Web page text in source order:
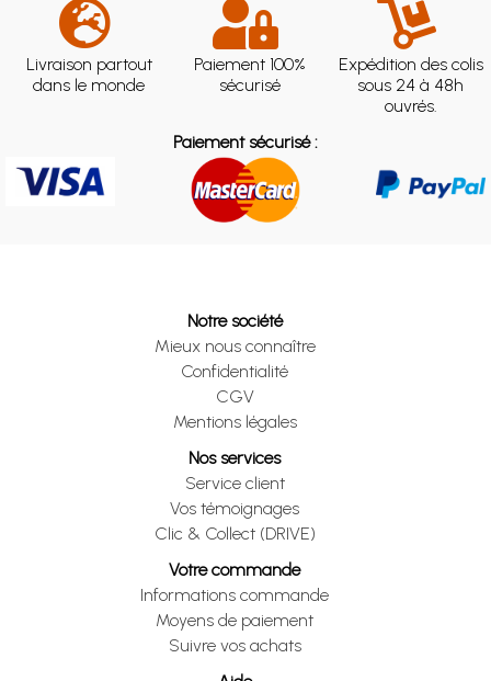
Livraison partout
dans le monde
Paiement 100%
sécurisé
Expédition des colis
sous 24 à 48h
ouvrés.
Paiement sécurisé :
Notre société
Mieux nous connaître
Confidentialité
CGV
Mentions légales
Nos services
Service client
Vos témoignages
Clic & Collect (DRIVE)
Votre commande
Informations commande
Moyens de paiement
Suivre vos achats